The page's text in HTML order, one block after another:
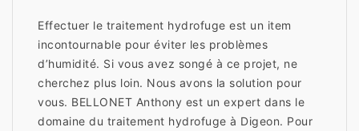
Effectuer le traitement hydrofuge est un item
incontournable pour éviter les problèmes
d’humidité. Si vous avez songé à ce projet, ne
cherchez plus loin. Nous avons la solution pour
vous. BELLONET Anthony est un expert dans le
domaine du traitement hydrofuge à Digeon. Pour